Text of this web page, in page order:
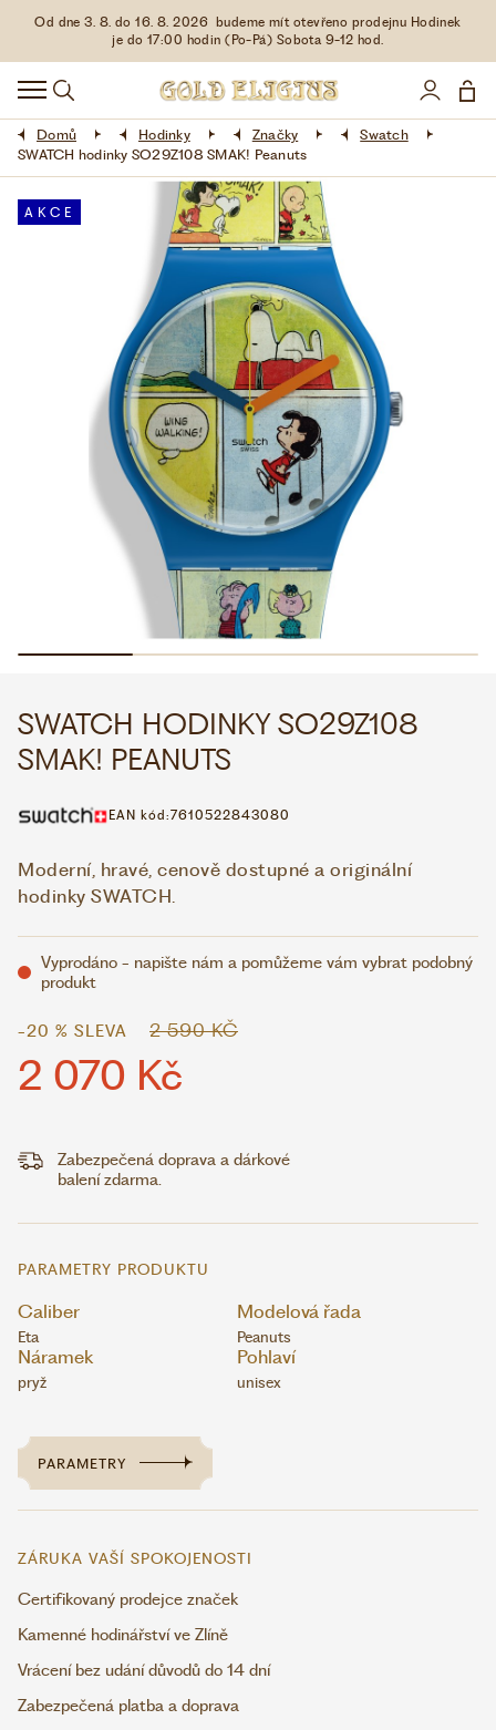
Od dne 3. 8. do 16. 8. 2026 budeme mít otevřeno prodejnu Hodinek
je do 17:00 hodin (Po-Pá) Sobota 9-12 hod.
HODINKY
DOPLŇKY
ŠPERKY
AKCE
LIMITOVANÉ EDICE
VŠE O NÁKUPU
WHATSAPP VIBER
VOLEJTE 9:00–18:00+420 775 138 346
Domů Hodinky Značky
Swatch
SWATCH hodinky SO29Z108 SMAK! Peanuts
AKCE
SWATCH HODINKY SO29Z108
SMAK! PEANUTS
EAN kód:7610522843080
Moderní, hravé, cenově dostupné a originální
hodinky SWATCH.
Vyprodáno - napište nám a pomůžeme vám vybrat podobný
produkt
-20 % SLEVA 2 590 KČ
2 070 Kč
Zabezpečená doprava a dárkové
balení zdarma.
PARAMETRY PRODUKTU
Caliber
Eta
Modelová řada
Peanuts
Náramek
pryž
Pohlaví
unisex
PARAMETRY
ZÁRUKA VAŠÍ SPOKOJENOSTI
Certifikovaný prodejce značek
Kamenné hodinářství ve Zlíně
Vrácení bez udání důvodů do 14 dní
Zabezpečená platba a doprava